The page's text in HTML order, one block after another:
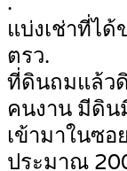
แบ่งเช่าที่ไ
ตรว.
ที่ดินถมแล้ว
คนงาน มีดิน
เข้ามาในซ
ประมาณ